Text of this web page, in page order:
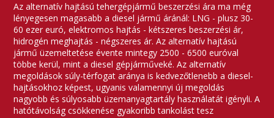
Az alternatív hajtású tehergépjármű beszerzési ára ma még
lényegesen magasabb a diesel jármű áránál: LNG - plusz 30-
60 ezer euró, elektromos hajtás - kétszeres beszerzési ár,
hidrogén meghajtás - négszeres ár. Az alternatív hajtású
jármű üzemeltetése évente mintegy 2500 - 6500 euróval
többe kerül, mint a diesel gépjárműveké. Az alternatív
megoldások súly-térfogat aránya is kedvezőtlenebb a diesel-
hajtásokhoz képest, ugyanis valamennyi új megoldás
nagyobb és súlyosabb üzemanyagtartály használatát igényli. A
hatótávolság csökkenése gyakoribb tankolást tesz